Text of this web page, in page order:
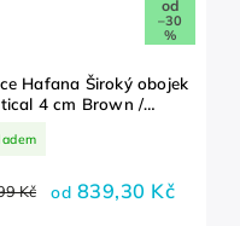
od
–30
%
Hafana Široký obojek
4 cm Brown /
Kč od 839,30 Kč